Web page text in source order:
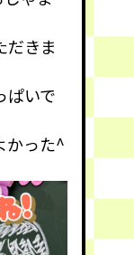
だきま
ぱいで
かった^